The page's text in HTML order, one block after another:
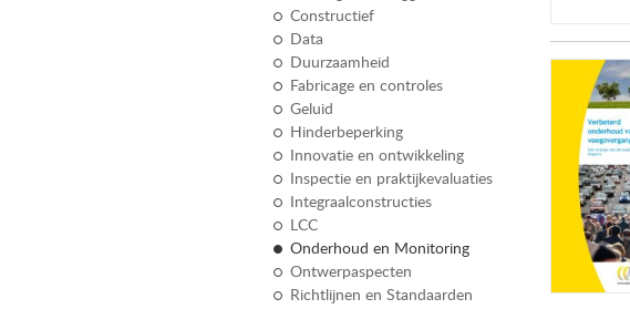
Constructief
Data
Duurzaamheid
Fabricage en controles
Geluid
Hinderbeperking
Innovatie en ontwikkeling
Inspectie en praktijkevaluaties
Integraalconstructies
LCC
Onderhoud en Monitoring
Ontwerpaspecten
Richtlijnen en Standaarden